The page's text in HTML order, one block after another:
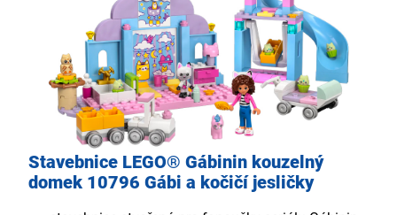
Stavebnice LEGO® Gábinin kouzelný
domek 10796 Gábi a kočičí jesličky